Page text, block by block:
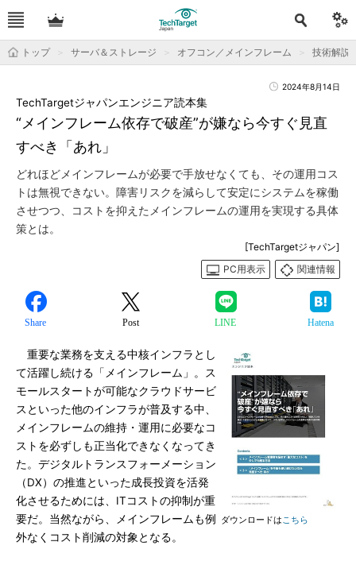
トップ サーバ＆ストレージ オフコン／メインフレーム 技術解説
2024年8月14日
“メインフレーム依存で破産”が嫌なら今すぐ見直
すべき「あれ」
TechTargetジャパンエンジニア読本集
どれほどメインフレームが必要で手放せなくても、その運用コス
トは無視できない。障害リスクを減らして安定にシステムを稼働
させつつ、コストを抑えたメインフレームの運用を実現する具体
策とは。
[TechTargetジャパン]
PC用表示
関連情報
Share Post LINE Hatena
ダウンロードはこちら
重要な業務を支える中核インフラとし
て活躍し続ける「メインフレーム」。ス
モールスタートが可能なクラウドサービ
スといった他のインフラが普及する中、
メインフレームの維持・運用に必要なコ
ストを必ずしも正当化できなくなってき
た。デジタルトランスフォーメーション
（DX）の推進といった成長投資を活発
化させるためには、ITコストの抑制が重
要だ。当然ながら、メインフレームも例
外なくコスト削減の対象となる。